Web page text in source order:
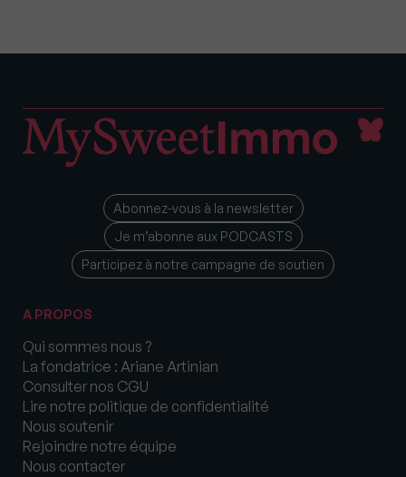
Abonnez-vous à la newsletter
Je m’abonne aux PODCASTS
Participez à notre campagne de soutien
A PROPOS
Qui sommes nous ?
La fondatrice : Ariane Artinian
Consulter nos CGU
Lire notre politique de confidentialité
Nous soutenir
Rejoindre notre équipe
Nous contacter